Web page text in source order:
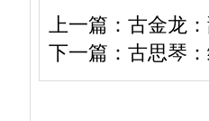
上一篇： 古金龙
下一篇： 古思琴